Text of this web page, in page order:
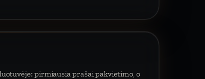
pirmiausia prašai pakvietimo, o